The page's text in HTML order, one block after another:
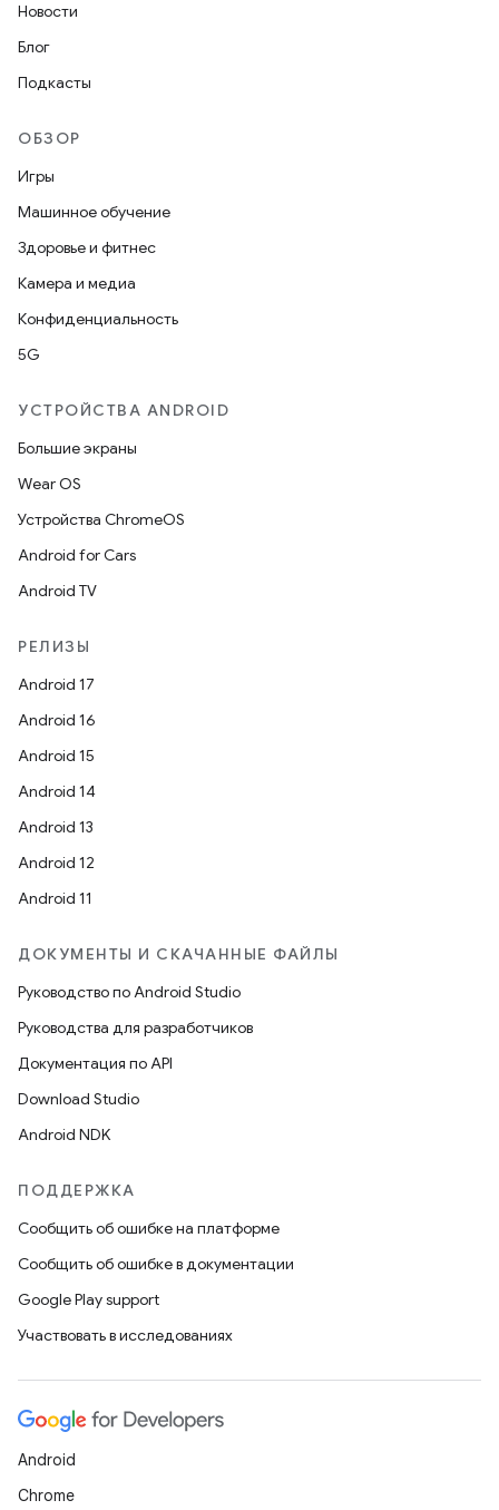
Новости
Блог
Подкасты
ОБЗОР
Игры
Машинное обучение
Здоровье и фитнес
Камера и медиа
Конфиденциальность
5G
УСТРОЙСТВА ANDROID
Большие экраны
Wear OS
Устройства ChromeOS
Android for Cars
Android TV
РЕЛИЗЫ
Android 17
Android 16
Android 15
Android 14
Android 13
Android 12
Android 11
ДОКУМЕНТЫ И СКАЧАННЫЕ ФАЙЛЫ
Руководство по Android Studio
Руководства для разработчиков
Документация по API
Download Studio
Android NDK
ПОДДЕРЖКА
Сообщить об ошибке на платформе
Сообщить об ошибке в документации
Google Play support
Участвовать в исследованиях
Android
Chrome